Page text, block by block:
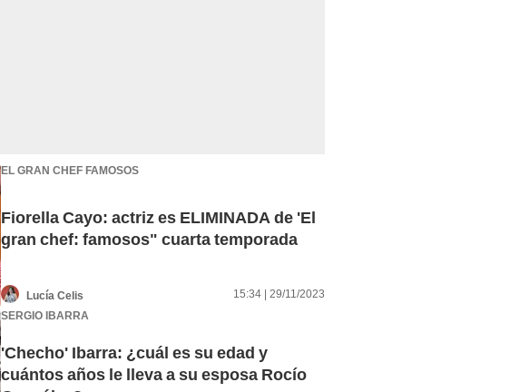
EL GRAN CHEF FAMOSOS
Fiorella Cayo: actriz es ELIMINADA de 'El
gran chef: famosos" cuarta temporada
Lucía Celis
15:34 | 29/11/2023
SERGIO IBARRA
'Checho' Ibarra: ¿cuál es su edad y
cuántos años le lleva a su esposa Rocío